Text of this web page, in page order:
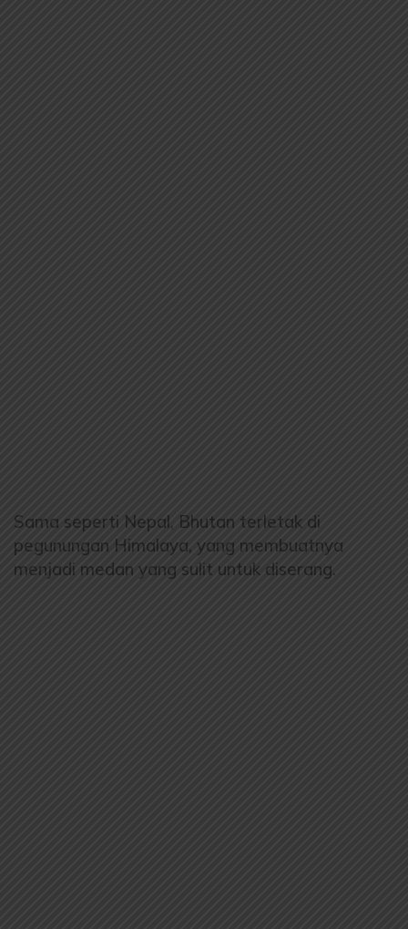
Sama seperti Nepal, Bhutan terletak di
pegunungan Himalaya, yang membuatnya
menjadi medan yang sulit untuk diserang.